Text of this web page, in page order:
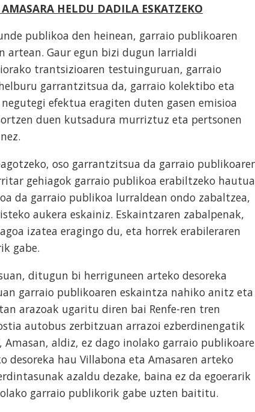
HELDU DADILA ESKATZEKO
publikoa den heinean, garraio publikoaren
artean. Gaur egun bizi dugun larrialdi
trantsizioaren testuinguruan, garraio
garrantzitsua da, garraio kolektibo eta
efektua eragiten duten gasen emisioa
duen kutsadura murriztuz eta pertsonen
oso garrantzitsua da garraio
gehiagok garraio publikoa erabiltzeko hautua
da garraio publikoa lurraldean ondo zabaltzea,
aukera eskainiz. Eskaintzaren zabalpenak,
izatea eragingo du, eta horrek erabileraren
gabe.
ditugun bi herriguneen arteko desoreka
garraio publikoaren eskaintza nahiko anitz eta
arazoak ugaritu diren bai Renfe-ren tren
autobus zerbitzuan arrazoi ezberdinengatik
aldiz, ez dago inolako garraio
desoreka hau Villabona eta Amasaren arteko
azaldu dezake, baina ez da egoerarik
garraio publikorik gabe uzten baititu.